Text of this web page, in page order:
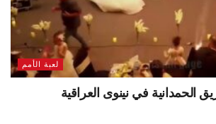
لعبة الأمم
الحمدانية في نينوى العراقية